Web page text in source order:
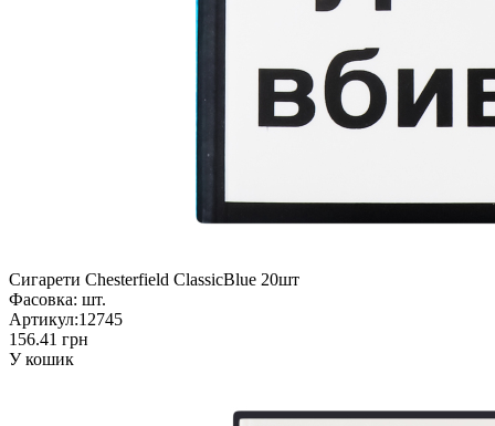
Сигарети Chesterfield ClassicBlue 20шт
Фасовка: шт.
Артикул:12745
156.41 грн
У кошик